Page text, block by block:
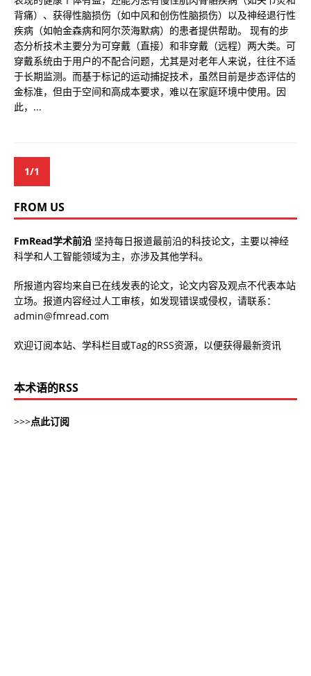
背痛）、获得性脑损伤（如中风和创伤性脑损伤）以及神经退行性
疾病（如帕金森病和阿尔茨海默病）的患者提供帮助。 现有的步
态分析技术主要分为可穿戴（直接）和非穿戴（远程）两大类。可
穿戴系统由于用户的不配合问题，尤其是对老年人来说，往往不适
于长期监测。而基于标记的运动捕捉技术，虽然目前是步态评估的
金标准，但由于空间和高成本要求，难以在家庭环境中使用。因
此，...
1/1
FROM US
FmRead学术前沿 坚持每日报道最前沿的科技论文，主要以神经
科学和人工智能领域为主，亦涉及其他学科。
所报道内容均来自已在线发表的论文，论文内容及观点不代表本站
立场。报道内容经过人工审核，如发现错误或侵权，请联系：
admin@fmread.com
欢迎订阅本站、学科栏目或Tag的RSS资源，以便获得最新资讯
本术语的RSS
>>>点此订阅